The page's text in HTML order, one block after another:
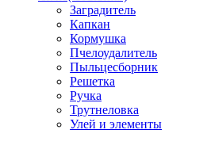
Заградитель
Капкан
Кормушка
Пчелоудалитель
Пыльцесборник
Решетка
Ручка
Трутнеловка
Улей и элементы